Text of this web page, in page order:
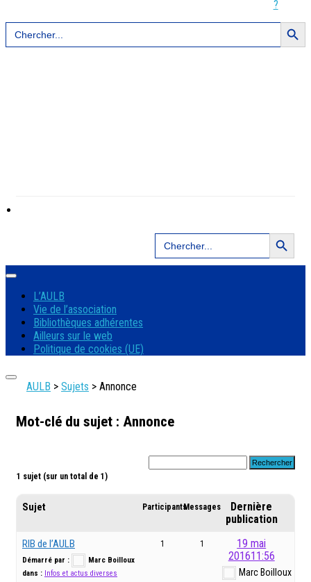
?
Search
for:
Search Button
Search
for:
Search Button
L’AULB
Vie de l’association
Bibliothèques adhérentes
Ailleurs sur le web
Politique de cookies (UE)
AULB > Sujets > Annonce
Mot-clé du sujet : Annonce
1 sujet (sur un total de 1)
Sujet ParticipantsMessages
Dernière
publication
RIB de l’AULB
Démarré par :
Marc Boilloux
dans : Infos et actus diverses
1 1
19 mai
201611:56
Marc Boilloux